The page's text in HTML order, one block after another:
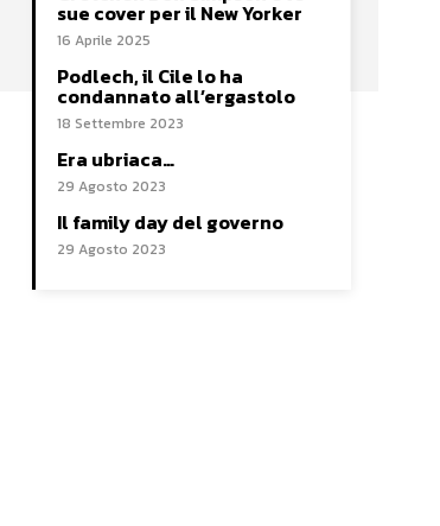
sue cover per il New Yorker
16 Aprile 2025
Podlech, il Cile lo ha
condannato all’ergastolo
18 Settembre 2023
Era ubriaca…
29 Agosto 2023
Il family day del governo
29 Agosto 2023